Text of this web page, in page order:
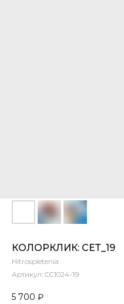
КОЛОРКЛИК: СЕТ_19
Hitrospletenia
Артикул: CC1024-19
5 700 ₽